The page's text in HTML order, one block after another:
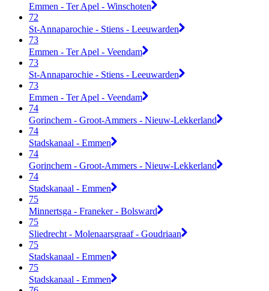
Emmen - Ter Apel - Winschoten
72
St-Annaparochie - Stiens - Leeuwarden
73
Emmen - Ter Apel - Veendam
73
St-Annaparochie - Stiens - Leeuwarden
73
Emmen - Ter Apel - Veendam
74
Gorinchem - Groot-Ammers - Nieuw-Lekkerland
74
Stadskanaal - Emmen
74
Gorinchem - Groot-Ammers - Nieuw-Lekkerland
74
Stadskanaal - Emmen
75
Minnertsga - Franeker - Bolsward
75
Sliedrecht - Molenaarsgraaf - Goudriaan
75
Stadskanaal - Emmen
75
Stadskanaal - Emmen